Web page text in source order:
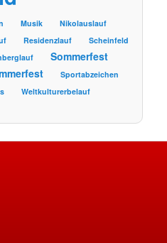
Musik
Nikolauslauf
Residenzlauf
Scheinfeld
Sommerfest
Sportabzeichen
Weltkulturerbelauf